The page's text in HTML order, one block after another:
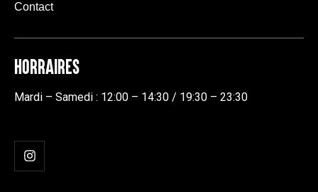
Contact
HORRAIRES
Mardi – Samedi : 12:00 – 14:30 / 19:30 – 23:30